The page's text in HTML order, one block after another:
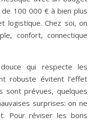
de 100 000 € à bien plus
logistique. Chez soi, on
confort, connectique
douce qui respecte les
robuste évitent l’effet
sont prévues, quelques
surprises: on ne
Pour réviser les bons